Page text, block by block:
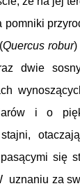
pomniki
Quercus robur)
dwie
i o
się
uznaniu za